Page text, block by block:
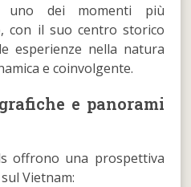
uno dei momenti più
con il suo centro storico
esperienze nella natura
e coinvolgente.
e panorami
offrono una prospettiva
Vietnam: